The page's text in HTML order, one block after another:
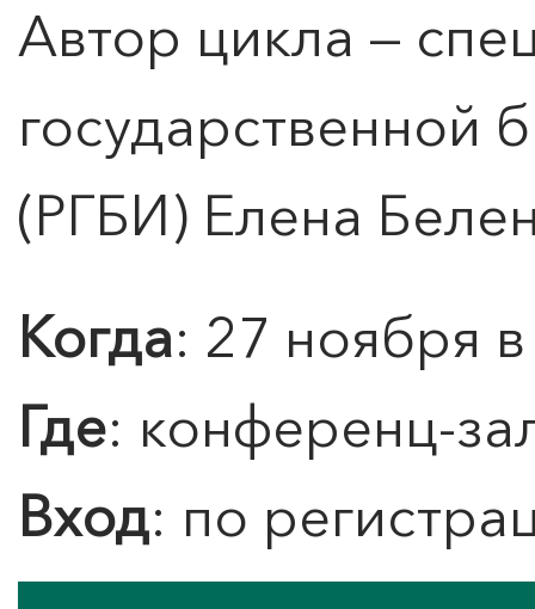
Автор цикла —
государственной
(РГБИ) Елена
Когда: 27 ноября
Где: конференц-
Вход: по
0">
ЧТО ЗНАЕТ О ЛЮБВИ
Берлинской
Подробнее